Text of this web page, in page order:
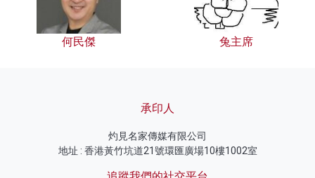
何民傑 兔主席
承印人
灼見名家傳媒有限公司
地址 : 香港黃竹坑道21號環匯廣場10樓1002室